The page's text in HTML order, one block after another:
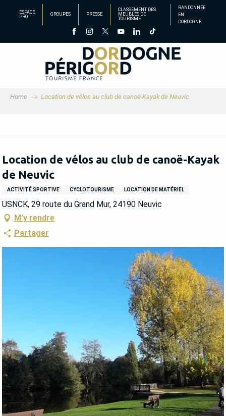
principal
ESPACE
PRO
GROUPES PRESSE
CLASSEMENT DES
MEUBLÉS DE
TOURISME
RANDONNÉE
EN
DORDOGNE
Home Location de vélos au club de canoë-Kayak de Neuvic
Location de vélos au club de canoë-Kayak
de Neuvic
ACTIVITÉ SPORTIVE CYCLOTOURISME LOCATION DE MATÉRIEL
USNCK, 29 route du Grand Mur, 24190 Neuvic
M'y rendre
Partager